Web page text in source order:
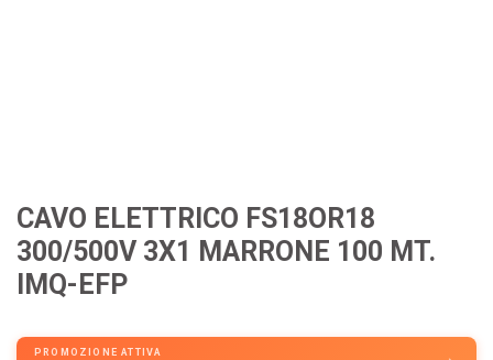
CAVO ELETTRICO FS18OR18
300/500V 3X1 MARRONE 100 MT.
IMQ-EFP
PROMOZIONE ATTIVA